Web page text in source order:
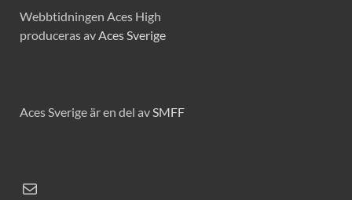
Webbtidningen Aces High
produceras avAces Sverige
Aces Sverige är en del avSMFF